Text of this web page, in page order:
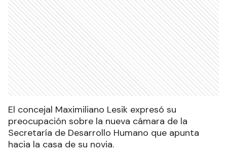
El concejal Maximiliano Lesik expresó su
preocupación sobre la nueva cámara de la
Secretaría de Desarrollo Humano que apunta
hacia la casa de su novia.